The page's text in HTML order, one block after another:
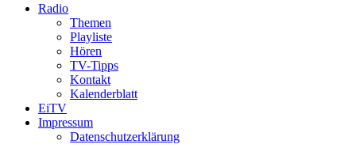
Radio
Themen
Playliste
Hören
TV-Tipps
Kontakt
Kalenderblatt
EiTV
Impressum
Datenschutzerklärung